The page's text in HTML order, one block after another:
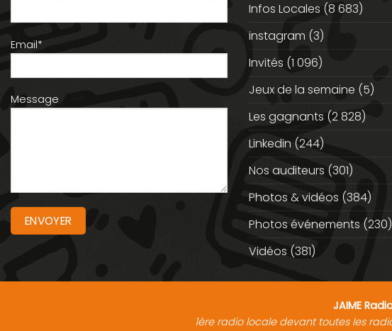
Email*
Message
Infos Locales (8 683)
instagram (3)
Invités (1 096)
Jeux de la semaine (5)
Les gagnants (2 828)
Linkedin (244)
Nos auditeurs (301)
Photos & vidéos (384)
Photos événements (230)
Vidéos (381)
JAIME
1ère radio locale devant toutes les